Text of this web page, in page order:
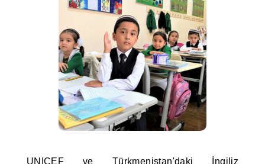
UNICEF ve Türkmenistan'daki İngiliz